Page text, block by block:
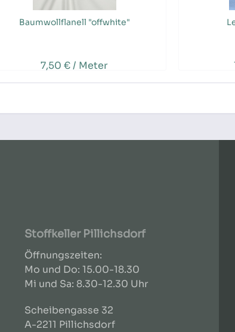
Baumwollflanell "offwhite"
7,50 € / Meter
Stoffkeller Pillichsdorf
Öffnungszeiten:
Mo und Do: 15.00-18.30
Mi und Sa: 8.30-12.30 Uhr
Scheibengasse 32
A-2211 Pillichsdorf